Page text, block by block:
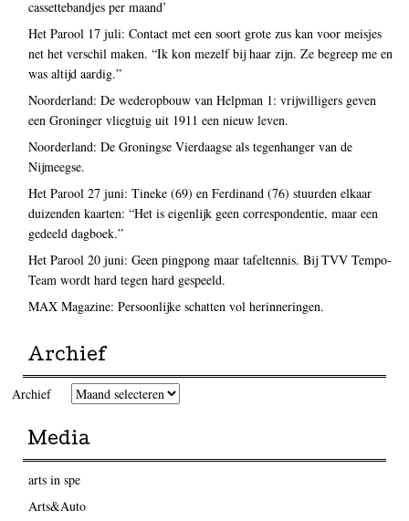
cassettebandjes per maand’
Het Parool 17 juli: Contact met een soort grote zus kan voor meisjes
net het verschil maken. “Ik kon mezelf bij haar zijn. Ze begreep me en
was altijd aardig.”
Noorderland: De wederopbouw van Helpman 1: vrijwilligers geven
een Groninger vliegtuig uit 1911 een nieuw leven.
Noorderland: De Groningse Vierdaagse als tegenhanger van de
Nijmeegse.
Het Parool 27 juni: Tineke (69) en Ferdinand (76) stuurden elkaar
duizenden kaarten: “Het is eigenlijk geen correspondentie, maar een
gedeeld dagboek.”
Het Parool 20 juni: Geen pingpong maar tafeltennis. Bij TVV Tempo-
Team wordt hard tegen hard gespeeld.
MAX Magazine: Persoonlijke schatten vol herinneringen.
Archief
Archief
Media
arts in spe
Arts&Auto